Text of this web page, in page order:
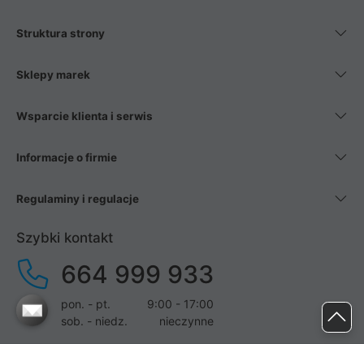
Struktura strony
Sklepy marek
Wsparcie klienta i serwis
Informacje o firmie
Regulaminy i regulacje
Szybki kontakt
664 999 933
pon. - pt.
9:00 - 17:00
sob. - niedz.
nieczynne